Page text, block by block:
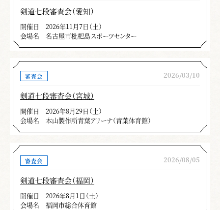
剣道七段審査会（愛知）
開催日
2026年11月7日（土）
会場名
名古屋市枇杷島スポーツセンター
審査会 2026/03/10
剣道七段審査会（宮城）
開催日
2026年8月29日（土）
会場名
本山製作所青葉アリーナ（青葉体育館）
審査会 2026/08/05
剣道七段審査会（福岡）
開催日
2026年8月1日（土）
会場名
福岡市総合体育館